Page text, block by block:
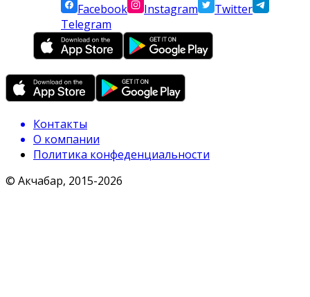
Facebook
Instagram
Twitter
Telegram
Контакты
О компании
Политика конфеденциальности
© Акчабар, 2015-2026